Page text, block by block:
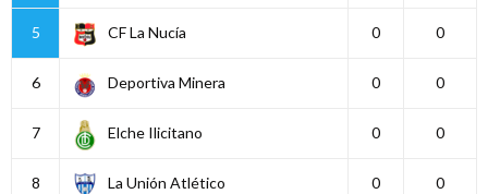
5 CF La Nucía 0 0
6 Deportiva Minera 0 0
7 Elche Ilicitano 0 0
8 La Unión Atlético 0 0